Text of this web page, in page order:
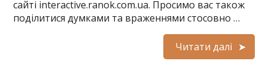
сайті interactive.ranok.com.ua. Просимо вас також
поділитися думками та враженнями стосовно …
Читати далі